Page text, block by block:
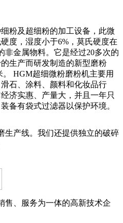
粉及超细粉的加工设备，此微
度，湿度小于6%，莫氏硬度在
非金属物料。它是经过20多次的
生产而研发制造的新型磨粉
。 HGM超细微粉磨粉机主要用
石、涂料、颜料和化妆品行
济实惠、产量大，并且一年只
备有袋式过滤器以保护环境。
生产线。我们还提供独立的破碎
售、服务为一体的高新技术企